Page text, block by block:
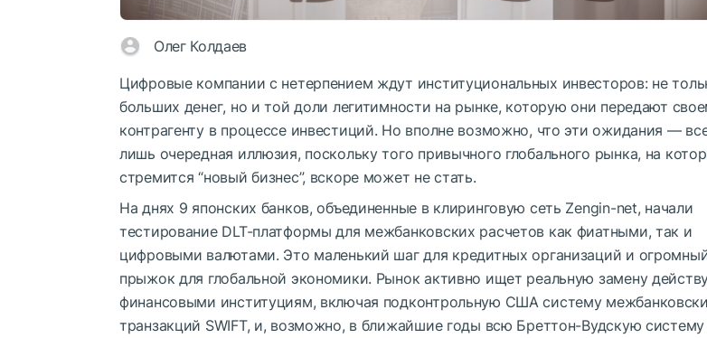
Олег Колдаев
Цифровые компании с нетерпением ждут институциональных инвесторов: не
больших денег, но и той доли легитимности на рынке, которую они передают
контрагенту в процессе инвестиций. Но вполне возможно, что эти ожидания —
лишь очередная иллюзия, поскольку того привычного глобального рынка, на
стремится “новый бизнес”, вскоре может не стать.
На днях 9 японских банков, объединенные в клиринговую сеть Zengin-net, начали
тестирование DLT-платформы для межбанковских расчетов как фиатными, так и
цифровыми валютами. Это маленький шаг для кредитных организаций и
прыжок для глобальной экономики. Рынок активно ищет реальную замену
финансовыми институциям, включая подконтрольную США систему
транзакций SWIFT, и, возможно, в ближайшие годы всю Бреттон-Вудскую